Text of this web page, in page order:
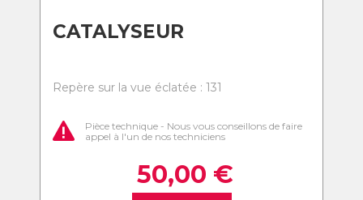
CATALYSEUR
Repère sur la vue éclatée : 131
Pièce technique - Nous vous conseillons de faire
appel à l'un de nos techniciens
50,00 €